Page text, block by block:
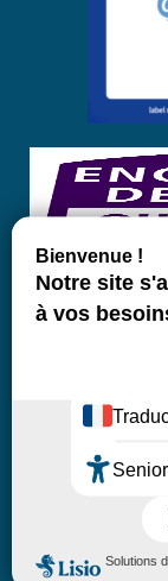
Pôle